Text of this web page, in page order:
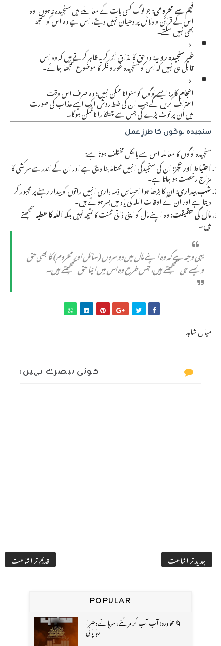
فہم سے محرومی:جو لوگ کسی بات کے معاملے میں سنجیدہ نہ ہوں، وہ
اس کے قرائن و دلائل پر دھیان نہیں دیتے، اس لیے وہ اس کو سمجھ
بھی نہیں سکتے۔
غیر سنجیدہ رویہ:وہ حق کا مذاق اُڑا کر یہ ظاہر کرتے ہیں کہ وہ اس
قابل ہی نہیں کہ اس کو سنجیدہ غور و فکر کا موضوع سمجھا جائے۔
انجامِ کار:ایسے لوگوں کو منوانا ممکن نہیں؛ وہ صرف اس وقت
اعتراف کریں گے جب ان کی غلط روش ایک ایسے عذاب کی صورت
میں ان پر ٹوٹ پڑے گی جس سے چھٹکارا ناممکن ہوگا۔
سنجیدہ لوگوں کا طرزِ عمل
سنجیدہ لوگوں کا معاملہ اس سے بالکل مختلف ہوتا ہے:
احتیاط اور عجز:ان کی سنجیدگی انہیں محتاط بنا دیتی ہے اور ان کے اندر سے سرکشی کا
مزاج رخصت ہو جاتا ہے۔
شب بیداری:ان کا بڑھا ہوا احساسِ ذمہ داری انہیں راتوں کو بیدار رہنے پر مجبور کر
دیتا ہے اور ان کے اوقات اللہ کی یاد میں بسر ہوتے ہیں۔
مال کی حقیقت:وہ اپنے مال کو اپنی ذاتی محنت کا نتیجہ نہیں بلکہاللہ کا عطیہسمجھتے
ہیں۔
یہی وجہ ہے کہ وہ اپنے مال میں دوسروں (سائل اور محروم) کا بھی حق
ویسے ہی سمجھتے ہیں، جس طرح وہ اس میں اپنا حق سمجھتے ہیں۔
میاں شاہد
کوئی تبصرے نہیں:
جدید تر اشاعت قدیم تر اشاعت
POPULAR
🌀 محاورہ: آب آب کر مر گئے، سرہانے دھرا
رہا پانی